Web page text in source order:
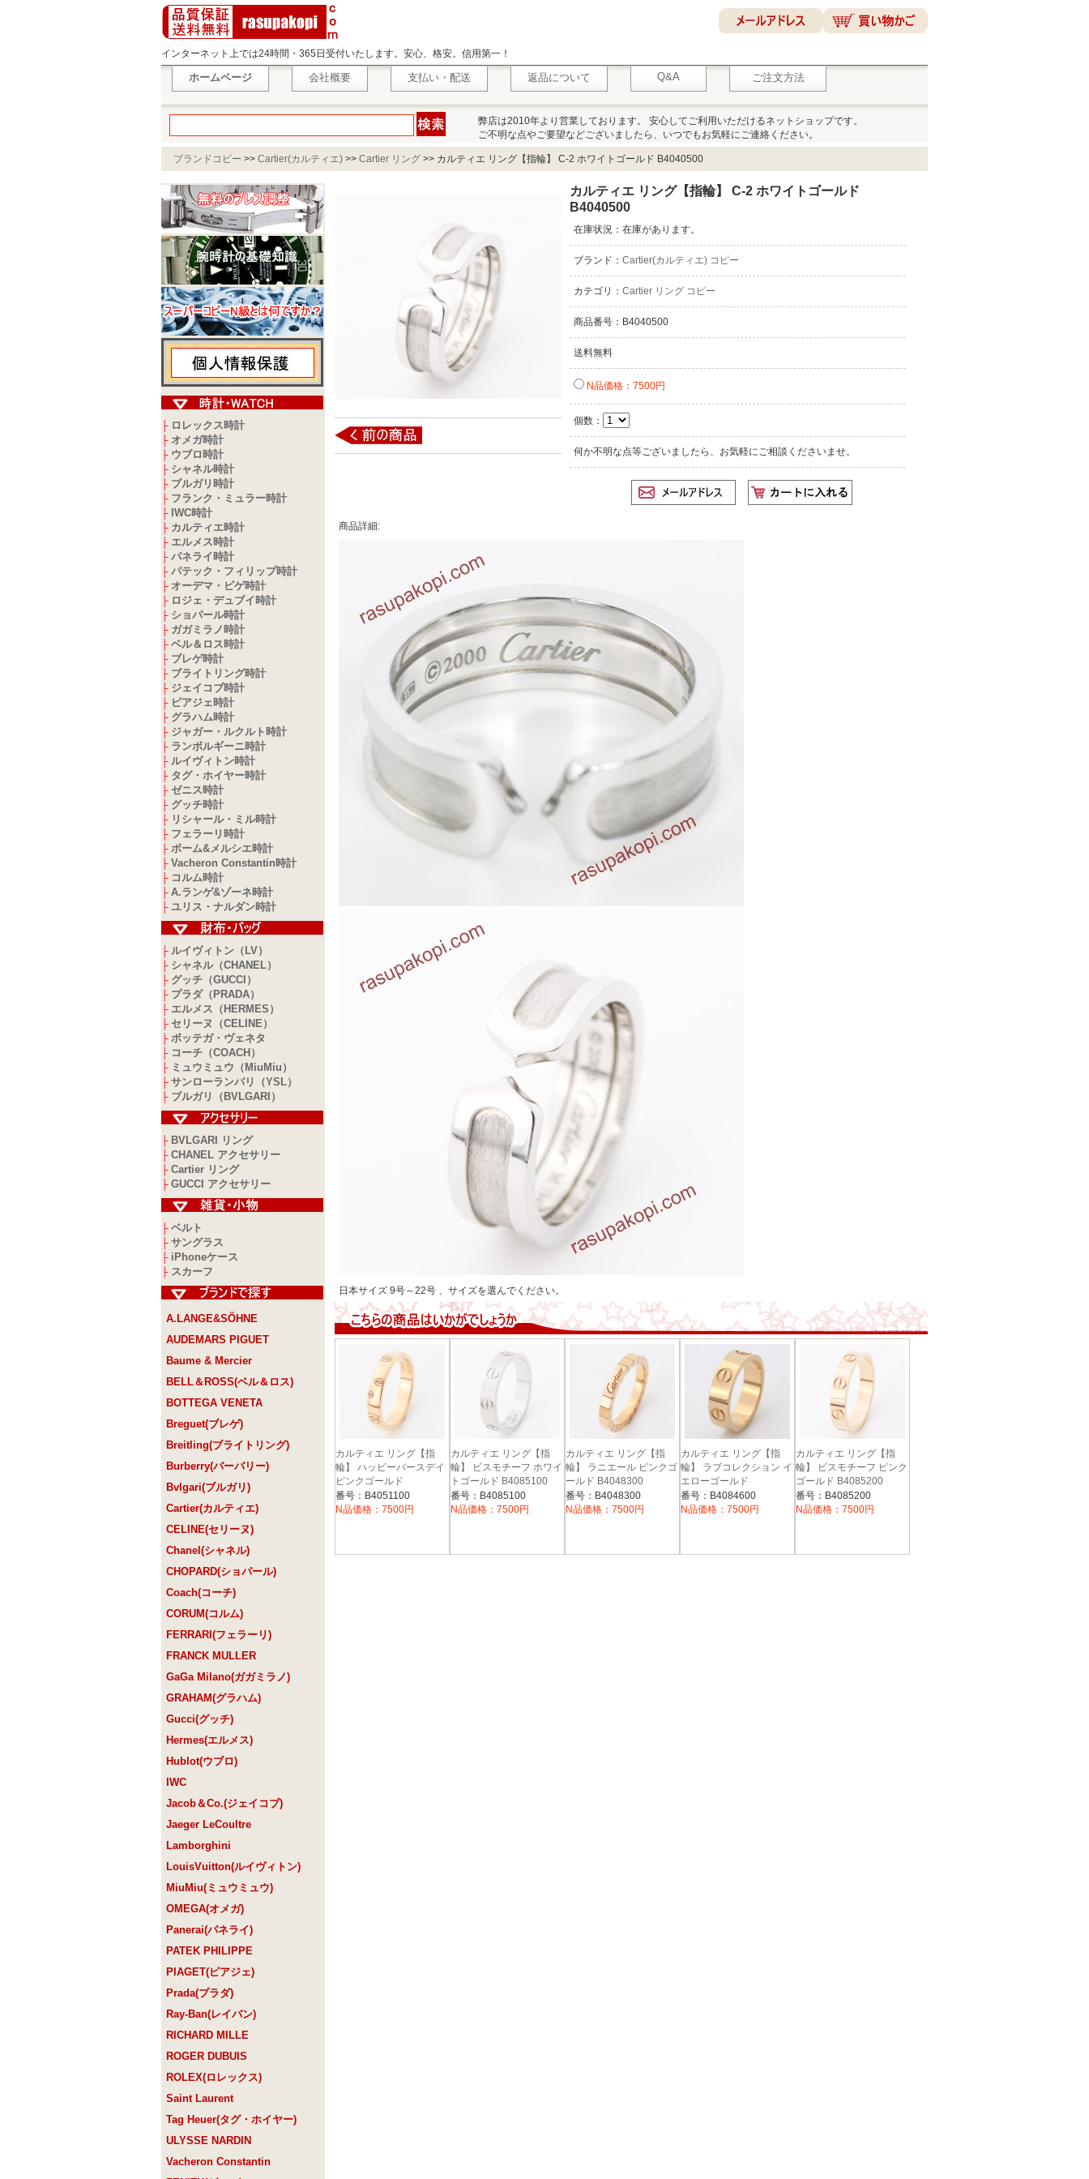
インターネット上では24時間・365日受付いたします。安心、格安。信用第一！
ホームページ 会社概要 支払い・配送 返品について Q&A ご注文方法
弊店は2010年より営業しております。 安心してご利用いただけるネットショップです。
ご不明な点やご要望などございましたら、いつでもお気軽にご連絡ください。
ブランドコピー >> Cartier(カルティエ) >> Cartier リング >> カルティエ リング【指輪】 C-2 ホワイトゴールド B4040500
├ ロレックス時計
├ オメガ時計
├ ウブロ時計
├ シャネル時計
├ ブルガリ時計
├ フランク・ミュラー時計
├ IWC時計
├ カルティエ時計
├ エルメス時計
├ パネライ時計
├ パテック・フィリップ時計
├ オーデマ・ピゲ時計
├ ロジェ・デュブイ時計
├ ショパール時計
├ ガガミラノ時計
├ ベル＆ロス時計
├ ブレゲ時計
├ ブライトリング時計
├ ジェイコブ時計
├ ピアジェ時計
├ グラハム時計
├ ジャガー・ルクルト時計
├ ランボルギーニ時計
├ ルイヴィトン時計
├ タグ・ホイヤー時計
├ ゼニス時計
├ グッチ時計
├ リシャール・ミル時計
├ フェラーリ時計
├ ボーム&メルシエ時計
├ Vacheron Constantin時計
├ コルム時計
├ A.ランゲ&ゾーネ時計
├ ユリス・ナルダン時計
├ ルイヴィトン（LV）
├ シャネル（CHANEL）
├ グッチ（GUCCI）
├ プラダ（PRADA）
├ エルメス（HERMES）
├ セリーヌ（CELINE）
├ ボッテガ・ヴェネタ
├ コーチ（COACH）
├ ミュウミュウ（MiuMiu）
├ サンローランパリ（YSL）
├ ブルガリ（BVLGARI）
├ BVLGARI リング
├ CHANEL アクセサリー
├ Cartier リング
├ GUCCI アクセサリー
├ ベルト
├ サングラス
├ iPhoneケース
├ スカーフ
A.LANGE&SÖHNE
AUDEMARS PIGUET
Baume & Mercier
BELL＆ROSS(ベル＆ロス)
BOTTEGA VENETA
Breguet(ブレゲ)
Breitling(ブライトリング)
Burberry(バーバリー)
Bvlgari(ブルガリ)
Cartier(カルティエ)
CELINE(セリーヌ)
Chanel(シャネル)
CHOPARD(ショパール)
Coach(コーチ)
CORUM(コルム)
FERRARI(フェラーリ)
FRANCK MULLER
GaGa Milano(ガガミラノ)
GRAHAM(グラハム)
Gucci(グッチ)
Hermes(エルメス)
Hublot(ウブロ)
IWC
Jacob＆Co.(ジェイコブ)
Jaeger LeCoultre
Lamborghini
LouisVuitton(ルイヴィトン)
MiuMiu(ミュウミュウ)
OMEGA(オメガ)
Panerai(パネライ)
PATEK PHILIPPE
PIAGET(ピアジェ)
Prada(プラダ)
Ray-Ban(レイバン)
RICHARD MILLE
ROGER DUBUIS
ROLEX(ロレックス)
Saint Laurent
Tag Heuer(タグ・ホイヤー)
ULYSSE NARDIN
Vacheron Constantin
カルティエ リング【指輪】 C-2 ホワイトゴールド
B4040500
在庫状況：在庫があります。
ブランド： Cartier(カルティエ) コピー
カテゴリ： Cartier リング コピー
商品番号：B4040500
送料無料
N品価格：7500円
個数：
何か不明な点等ございましたら、お気軽にご相談くださいませ。
商品詳細:
日本サイズ 9号～22号 、サイズを選んでください。
カルティエ リング【指
輪】 ハッピーバースデイ
ピンクゴールド
B4051100
番号：B4051100
N品価格：7500円
カルティエ リング【指
輪】 ビスモチーフ ホワイ
トゴールド B4085100
番号：B4085100
N品価格：7500円
カルティエ リング【指
輪】 ラニエール ピンクゴ
ールド B4048300
番号：B4048300
N品価格：7500円
カルティエ リング【指
輪】 ラブコレクション イ
エローゴールド
B4084600
番号：B4084600
N品価格：7500円
カルティエ リング【指
輪】 ビスモチーフ ピンク
ゴールド B4085200
番号：B4085200
N品価格：7500円